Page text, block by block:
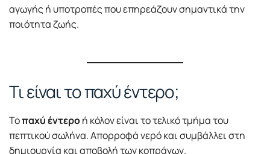
αγωγής ή υποτροπές που επηρεάζουν σημαντικά την
ποιότητα ζωής.
Τι είναι το παχύ έντερο;
Τοπαχύ έντεροή κόλον είναι το τελικό τμήμα του
πεπτικού σωλήνα. Απορροφά νερό και συμβάλλει στη
δημιουργία και αποβολή των κοπράνων.